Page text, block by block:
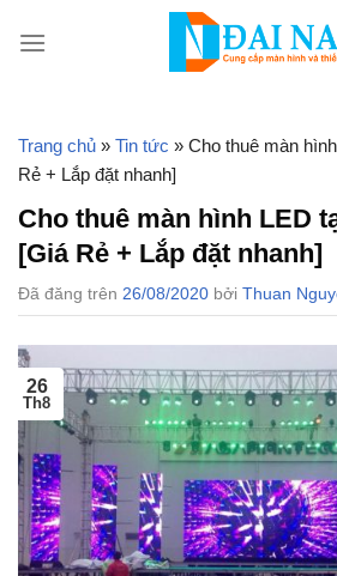
đến
Trang chủ » Tin tức » Cho thuê màn
Rẻ + Lắp đặt nhanh]
Cho thuê màn hình LED
[Giá Rẻ + Lắp đặt nhanh]
Đã đăng trên 26/08/2020 bởi Thuan
26
Th8